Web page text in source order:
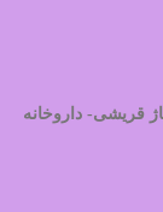
قریشی- داروخانه